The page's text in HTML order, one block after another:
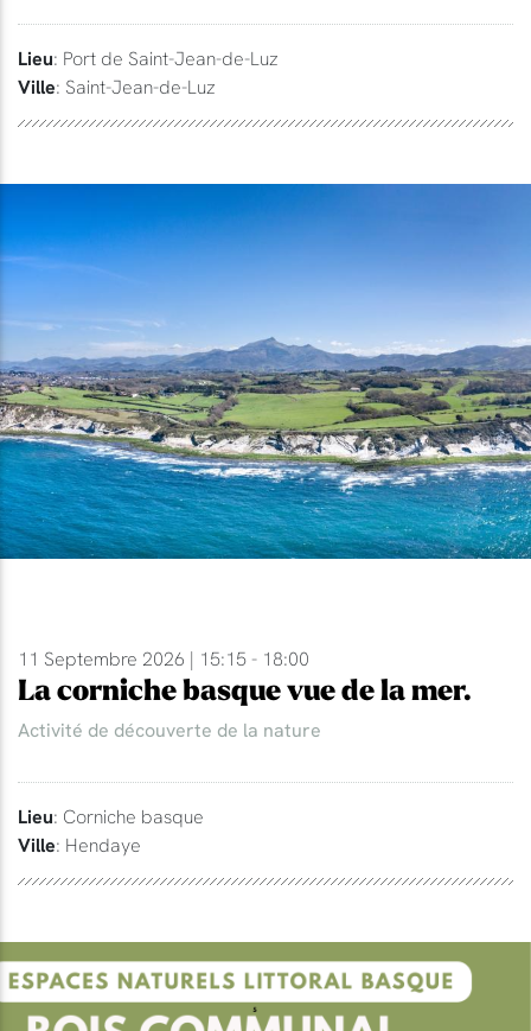
Lieu: Port de Saint-Jean-de-Luz
Ville: Saint-Jean-de-Luz
11 Septembre 2026 | 15:15 - 18:00
La corniche basque vue de la mer.
Activité de découverte de la nature
Lieu: Corniche basque
Ville: Hendaye